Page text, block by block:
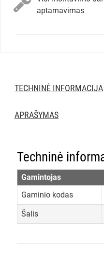
aptarnavimas
TECHNINĖ INFORMACIJA
APRAŠYMAS
Techninė
Gamintojas
Gaminio kodas
Šalis